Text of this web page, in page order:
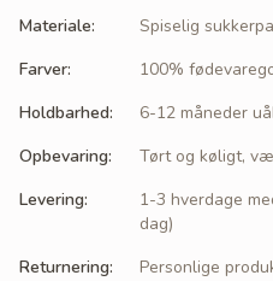
Materiale:
Spiselig
Farver:
100%
Holdbarhed:
6-12 måneder
Opbevaring:
Tørt og køligt,
Levering:
1-3 hverdage
dag)
Returnering: Personlige